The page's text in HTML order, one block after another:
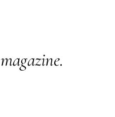
magazine.